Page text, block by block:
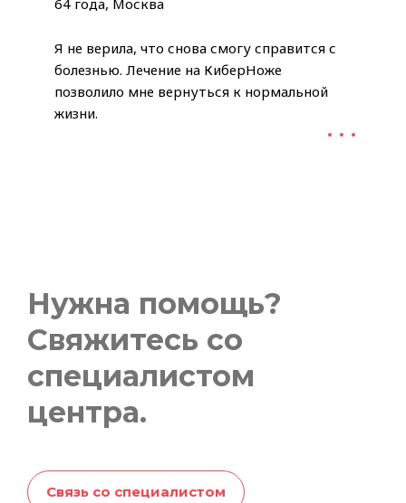
64 года, Москва
Я не верила, что снова смогу справится с
болезнью. Лечение на КиберНоже
позволило мне вернуться к нормальной
жизни.
Нужна помощь?
Свяжитесь со
специалистом
центра.
Связь со специалистом